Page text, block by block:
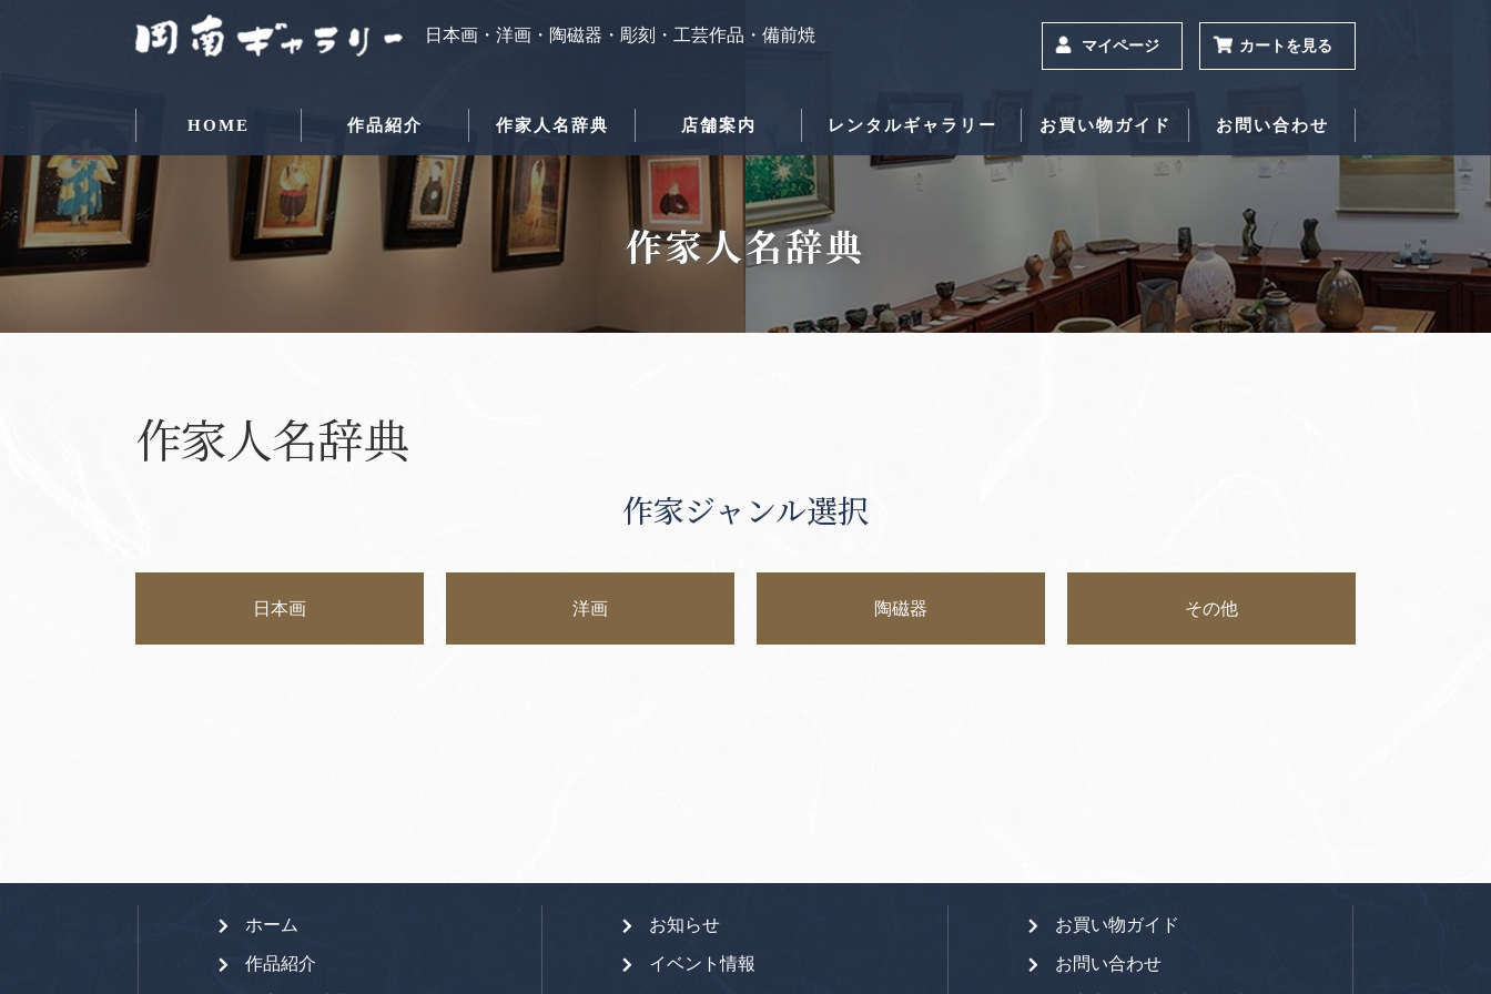
日本画・洋画・陶磁器・彫刻・工芸作品・備前焼
マイページ カートを見る
HOME 作品紹介 作家人名辞典 店舗案内 レンタルギャラリー お買い物ガイド お問い合わせ
作家人名辞典
作家人名辞典
作家ジャンル選択
日本画 洋画 陶磁器 その他
ホーム
作品紹介
お知らせ
イベント情報
お買い物ガイド
お問い合わせ